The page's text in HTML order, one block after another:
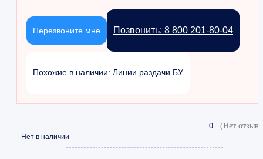
Позвонить: 8 800 201-80-04
Перезвоните мне
Похожие в наличии: Линии раздачи БУ
0 (Нет
Нет в наличии